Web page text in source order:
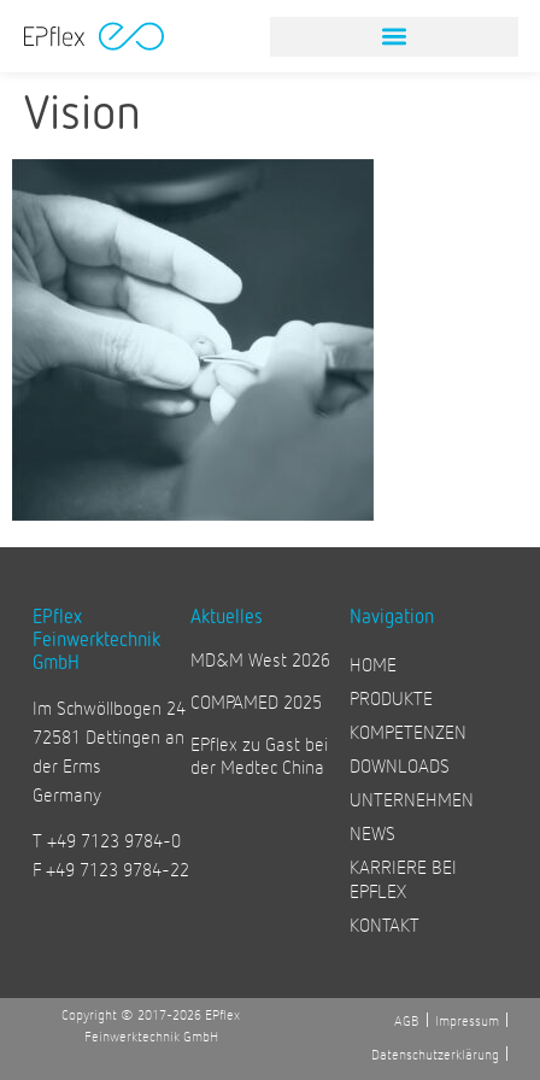
Vision
EPflex
Feinwerktechnik
GmbH
Im Schwöllbogen 24
72581 Dettingen an
der Erms
Germany
T +49 7123 9784-0
F +49 7123 9784-22
Aktuelles
MD&M West 2026
COMPAMED 2025
EPflex zu Gast bei
der Medtec China
Navigation
HOME
PRODUKTE
KOMPETENZEN
DOWNLOADS
UNTERNEHMEN
NEWS
KARRIERE BEI
EPFLEX
KONTAKT
Copyright © 2017-2026 EPflex
Feinwerktechnik GmbH
AGB
Impressum
Datenschutzerklärung